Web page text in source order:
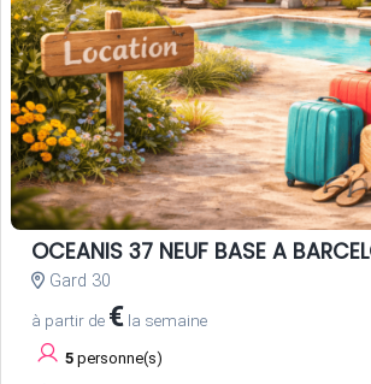
OCEANIS 37 NEUF BASE A
Gard 30
à partir de € la semaine
5 personne(s)